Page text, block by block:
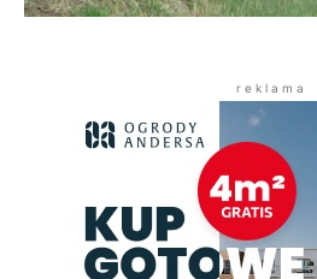
r e k l a m a